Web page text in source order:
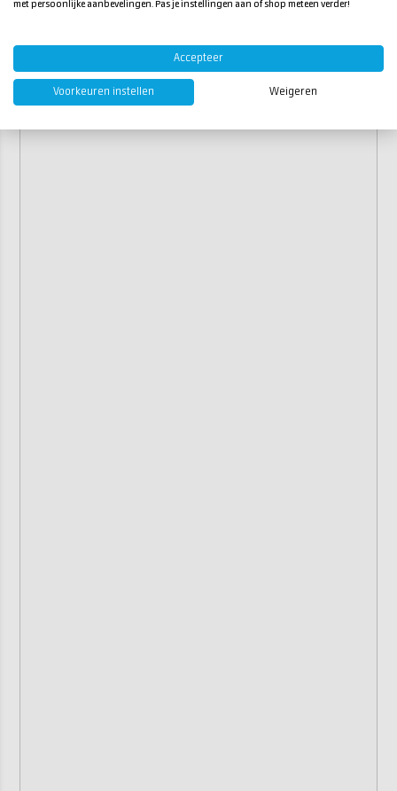
met persoonlijke aanbevelingen. Pas je instellingen aan of shop meteen verder!
Accepteer
Voorkeuren instellen Weigeren